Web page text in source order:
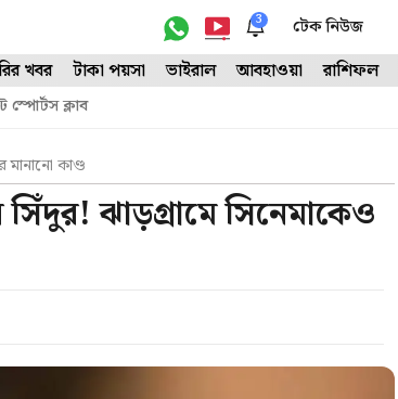
3 টেক নিউজ
খবর টাকা পয়সা ভাইরাল আবহাওয়া রাশিফল
স্পোর্টস ক্লাব
কাণ্ড
ঝাড়গ্রামে সিনেমাকেও